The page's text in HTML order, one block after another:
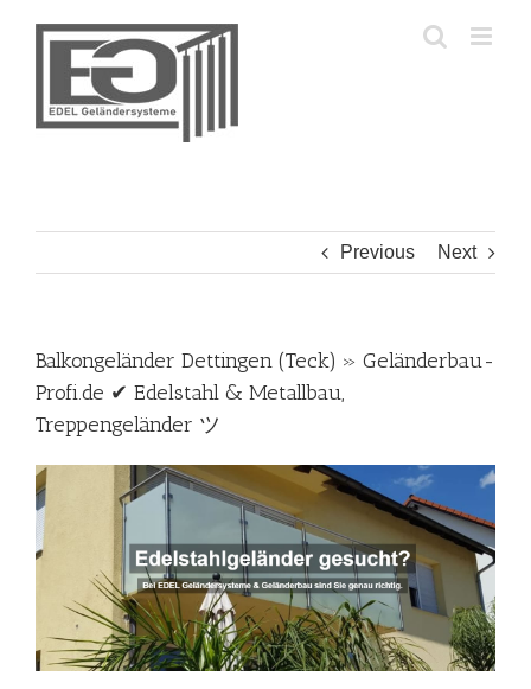
Previous Next
Balkongeländer Dettingen (Teck) » Geländerbau-
Profi.de ✔ Edelstahl & Metallbau,
Treppengeländer ツ